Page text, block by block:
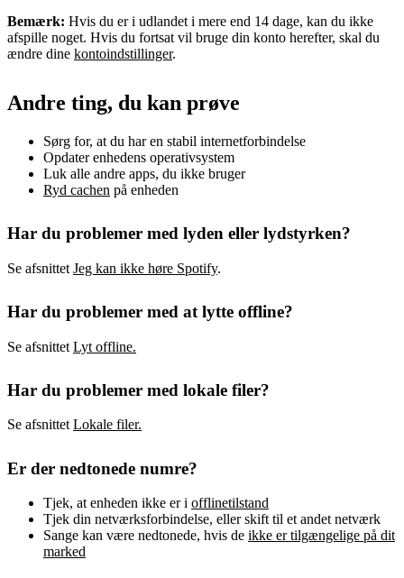
Bemærk: Hvis du er i udlandet i mere end 14 dage, kan du ikke
afspille noget. Hvis du fortsat vil bruge din konto herefter, skal du
ændre dine kontoindstillinger.
Andre ting, du kan prøve
Sørg for, at du har en stabil internetforbindelse
Opdater enhedens operativsystem
Luk alle andre apps, du ikke bruger
Ryd cachen på enheden
Har du problemer med lyden eller lydstyrken?
Se afsnittet Jeg kan ikke høre Spotify.
Har du problemer med at lytte offline?
Se afsnittet Lyt offline.
Har du problemer med lokale filer?
Se afsnittetLokale filer.
Er der nedtonede numre?
Tjek, at enheden ikke er i offlinetilstand
Tjek din netværksforbindelse, eller skift til et andet netværk
Sange kan være nedtonede, hvis de ikke er tilgængelige på dit
marked